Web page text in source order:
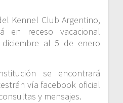
Kennel Club Argentino,
en receso vacacional
al 5 de enero
se encontrará
vía facebook oficial
y mensajes.